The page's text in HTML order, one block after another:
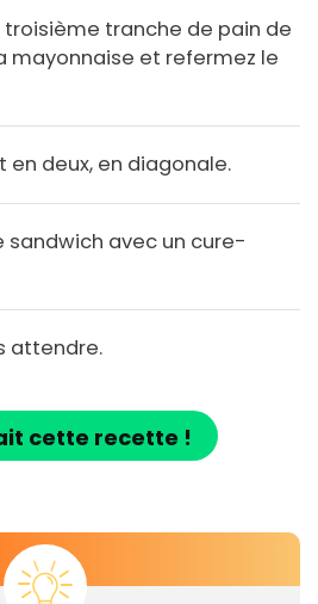
troisième tranche de pain de
mayonnaise et refermez le
en deux, en diagonale.
sandwich avec un cure-
attendre.
cette recette !